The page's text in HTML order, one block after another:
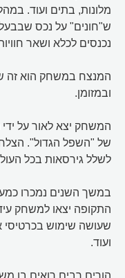
מלונות, בתים ועוד.
ש"חונים" על נכס
נכנסים לכלא ושאר
המנצח במשחק הוא זה
ובמזומן.
של "השפל הגדול".
לשלל גירסאות בכל
התקופה יצאו למשחק
שעושה שימוש בכרטיסי
ועוד.
הורים רבים רואים בו